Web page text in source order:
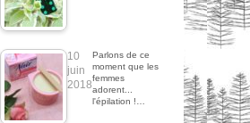
10
juin
2018
Parlons de ce
moment que les
femmes
adorent...
l'épilation !…